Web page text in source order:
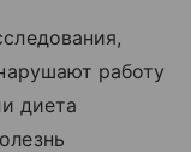
работу
диета